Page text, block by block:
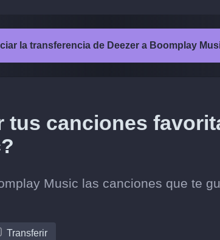
la transferencia de Deezer a Boomplay
tus canciones
Music las canciones que te
Transferir